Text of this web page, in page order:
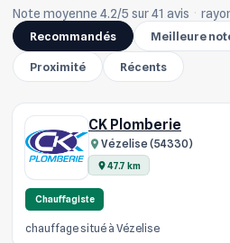
Note moyenne 4.2/5 sur 41 avis ·
Recommandés
Meilleure
Proximité Récents
CK Plomberie
Vézelise (54330)
47.7 km
Chauffagiste
chauffage situé à Vézelise